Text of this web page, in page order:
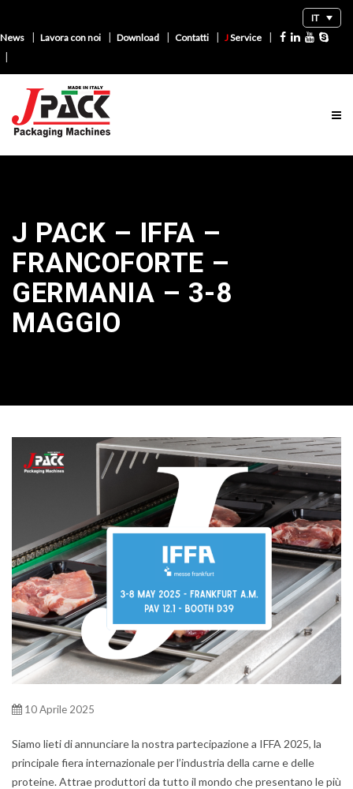
IT
News
Lavora con noi Download Contatti JService
J PACK – IFFA –
FRANCOFORTE –
GERMANIA – 3-8
MAGGIO
10 Aprile 2025
Siamo lieti di annunciare la nostra partecipazione a IFFA 2025, la
principale fiera internazionale per l’industria della carne e delle
proteine. Attrae produttori da tutto il mondo che presentano le più